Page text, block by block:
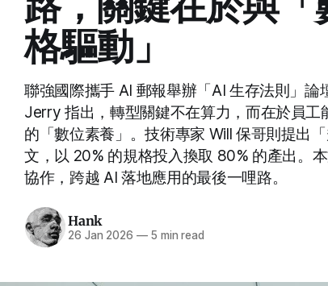
格驅動」
聯強國際攜手 AI 郵報舉辦「AI 生存法則」
Jerry 指出，轉型關鍵不在算力，而在於員
的「數位素養」。技術專家 Will 保哥則提出
文，以 20% 的規格投入換取 80% 的產出。
協作，跨越 AI 落地應用的最後一哩路。
Hank
26 Jan 2026 —5 min read